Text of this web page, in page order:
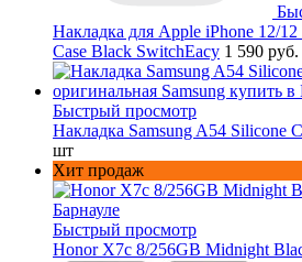
Накладка для Apple iPhone 12/
Case Black SwitchEacy 1 590 руб.
Быстрый просмотр
Накладка Samsung A54 Silicone
шт
Хит продаж
Быстрый просмотр
Honor X7c 8/256GB Midnight